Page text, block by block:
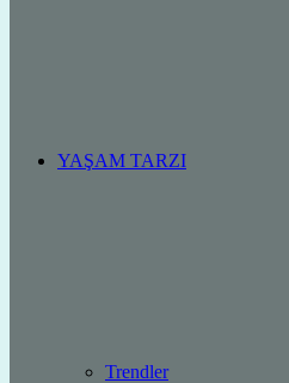
YAŞAM TARZI
Trendler